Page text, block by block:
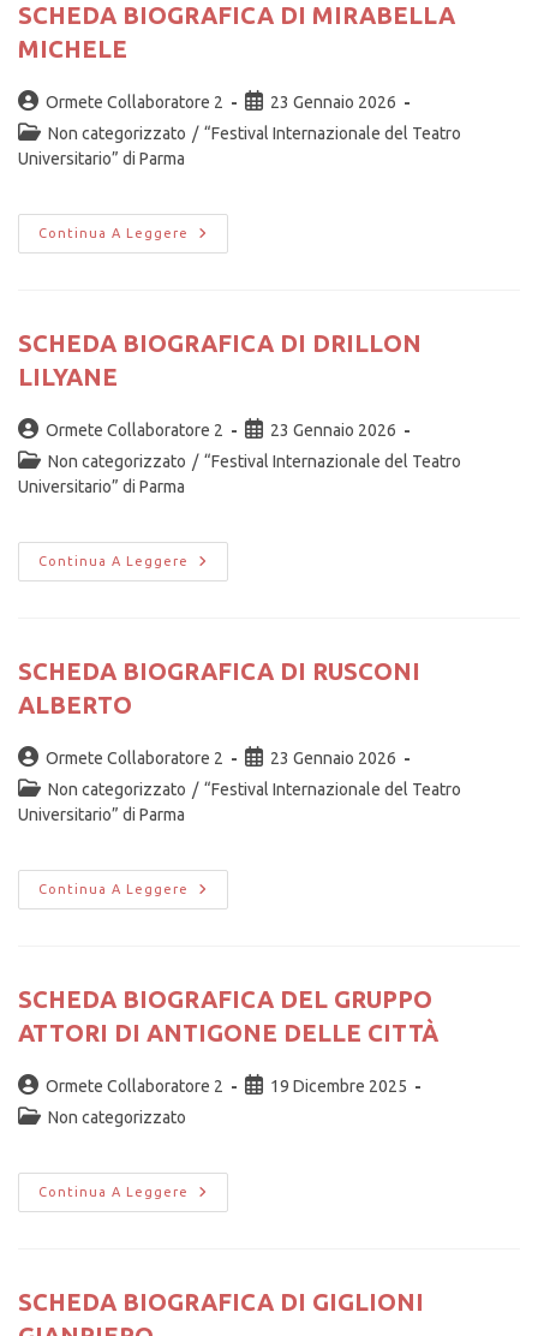
SCHEDA BIOGRAFICA DI MIRABELLA
MICHELE
Ormete Collaboratore 2
23 Gennaio 2026
Non categorizzato / “Festival Internazionale del Teatro
Universitario” di Parma
Continua A Leggere
SCHEDA BIOGRAFICA DI DRILLON
LILYANE
Ormete Collaboratore 2
23 Gennaio 2026
Non categorizzato / “Festival Internazionale del Teatro
Universitario” di Parma
Continua A Leggere
SCHEDA BIOGRAFICA DI RUSCONI
ALBERTO
Ormete Collaboratore 2
23 Gennaio 2026
Non categorizzato / “Festival Internazionale del Teatro
Universitario” di Parma
Continua A Leggere
SCHEDA BIOGRAFICA DEL GRUPPO
ATTORI DI ANTIGONE DELLE CITTÀ
Ormete Collaboratore 2
19 Dicembre 2025
Non categorizzato
Continua A Leggere
SCHEDA BIOGRAFICA DI GIGLIONI